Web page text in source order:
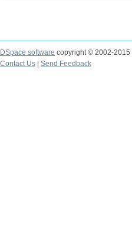
DSpace software copyright © 2002-2015
Contact Us
Send Feedback